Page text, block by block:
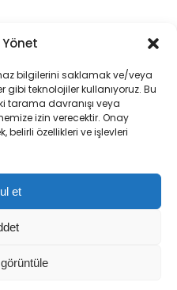
Yönet
bilgilerini saklamak ve/veya
teknolojiler kullanıyoruz. Bu
tarama davranışı veya
izin verecektir. Onay
belirli özellikleri ve işlevleri
et